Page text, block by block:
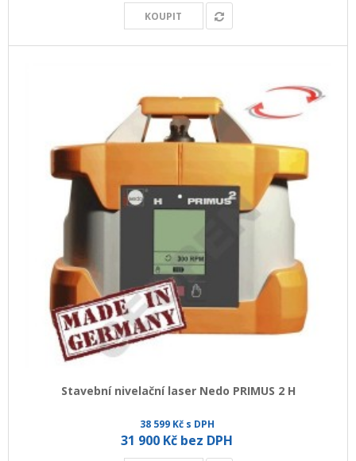
KOUPIT
Stavební nivelační laser Nedo PRIMUS 2 H
38 599 Kč s DPH
31 900 Kč bez DPH